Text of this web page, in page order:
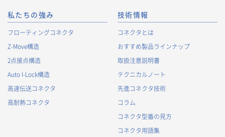
私たちの強み
フローティングコネクタ
Z-Move構造
2点接点構造
Auto I-Lock構造
高速伝送コネクタ
高耐熱コネクタ
技術情報
コネクタとは
おすすめ製品ラインナップ
取扱注意説明書
テクニカルノート
先進コネクタ技術
コラム
コネクタ型番の見方
コネクタ用語集